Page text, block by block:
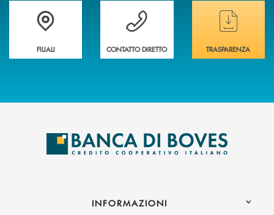
Trova la filiale&nbsp; più vicina a te
FILIALI
Hai bisogno di assistenza immediata ?
CONTATTO DIRETTO
Hai bisogno di
TRASPARENZA
INFORMAZIONI